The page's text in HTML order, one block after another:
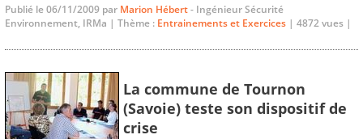
Publié le 06/11/2009 par Marion Hébert- Ingénieur Sécurité
Environnement, IRMa | Thème : Entrainements et Exercices | 4872 vues |
La commune de Tournon
(Savoie) teste son dispositif de
crise